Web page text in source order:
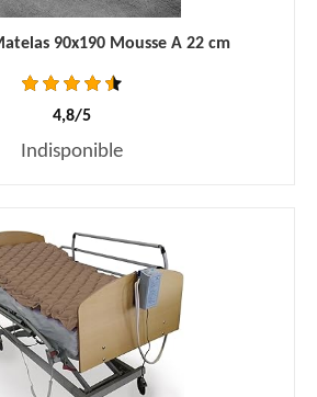
90x190 Mousse A 22 cm
4,8/5
Indisponible